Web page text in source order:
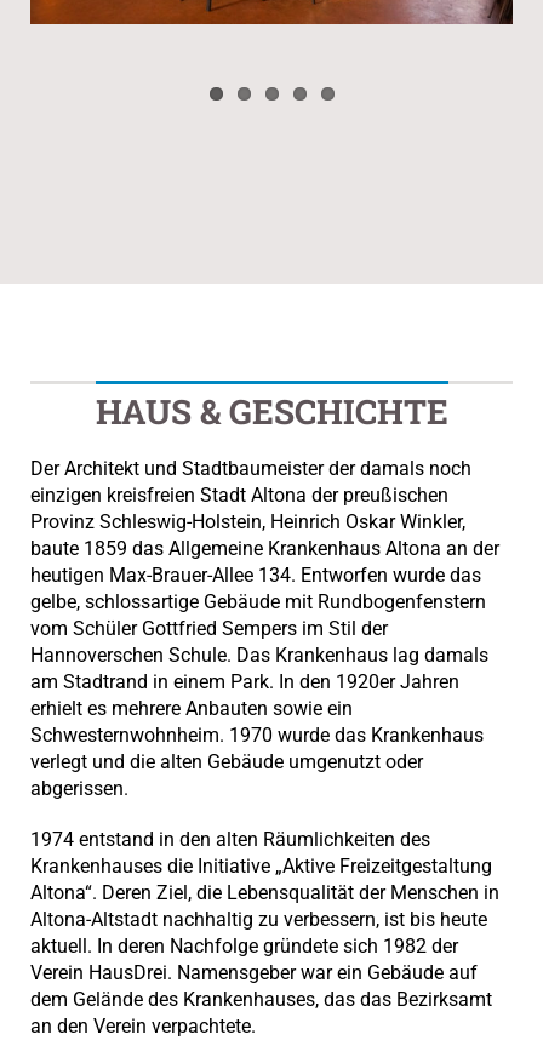
HAUS & GESCHICHTE
Der Architekt und Stadtbaumeister der damals noch
einzigen kreisfreien Stadt Altona der preußischen
Provinz Schleswig-Holstein, Heinrich Oskar Winkler,
baute 1859 das Allgemeine Krankenhaus Altona an der
heutigen Max-Brauer-Allee 134. Entworfen wurde das
gelbe, schlossartige Gebäude mit Rundbogenfenstern
vom Schüler Gottfried Sempers im Stil der
Hannoverschen Schule. Das Krankenhaus lag damals
am Stadtrand in einem Park. In den 1920er Jahren
erhielt es mehrere Anbauten sowie ein
Schwesternwohnheim. 1970 wurde das Krankenhaus
verlegt und die alten Gebäude umgenutzt oder
abgerissen.
1974 entstand in den alten Räumlichkeiten des
Krankenhauses die Initiative „Aktive Freizeitgestaltung
Altona“. Deren Ziel, die Lebensqualität der Menschen in
Altona-Altstadt nachhaltig zu verbessern, ist bis heute
aktuell. In deren Nachfolge gründete sich 1982 der
Verein HausDrei. Namensgeber war ein Gebäude auf
dem Gelände des Krankenhauses, das das Bezirksamt
an den Verein verpachtete.